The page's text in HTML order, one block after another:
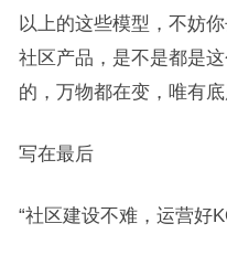
以上的这些模型，不妨
社区产品，是不是都是
的，万物都在变，唯有底
写在最后
“社区建设不难，运营好